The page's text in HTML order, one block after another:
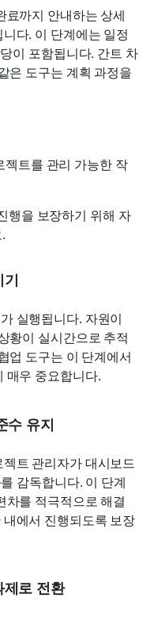
료까지 안내하는 상세
다. 이 단계에는 일정
이 포함됩니다. 간트 차
은 도구는 계획 과정을
젝트를 관리 가능한 작
행을 보장하기 위해 자
기
실행됩니다. 자원이
황이 실시간으로 추적
업 도구는 이 단계에서
매우 중요합니다.
수 유지
트 관리자가 대시보드
감독합니다. 이 단계
차를 적극적으로 해결
에서 진행되도록 보장
제로 전환